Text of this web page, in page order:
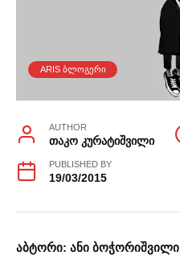
ARIS ᲑᲚᲝᲒᲔᲠᲘ
AUTHOR
თაკო კურატიშვილი
PUBLISHED BY
19/03/2015
აბტორი: ანი ბოჭორიშვილი